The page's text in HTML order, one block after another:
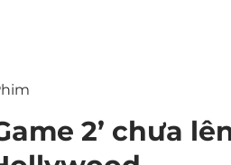
2’ chưa